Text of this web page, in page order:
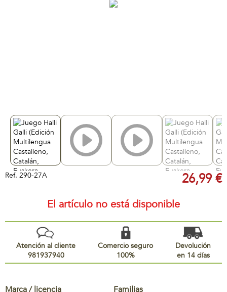
Ref. 290-27A 26,99 €
El artículo no está disponible
Atención al cliente
981937940
Comercio seguro
100%
Devolución
en 14 días
Marca / licencia Familias